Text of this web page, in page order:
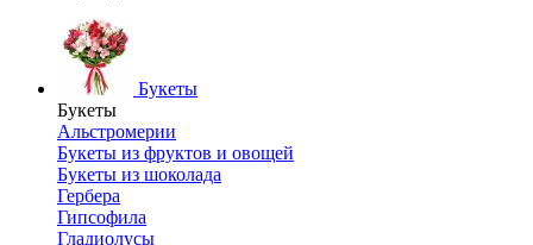
Букеты
Букеты
Альстромерии
Букеты из фруктов и овощей
Букеты из шоколада
Гербера
Гипсофила
Гладиолусы